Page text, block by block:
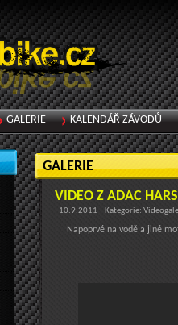
GALERIE
VIDEO Z ADAC
10.9.2011 | Kategorie:
Napoprvé na vodě a jiné
GALERIE KALENDÁŘ ZÁVODŮ